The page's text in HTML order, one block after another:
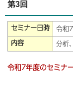
第3回
セミナー日時
令和
内容
分析
令和7年度のセミナ